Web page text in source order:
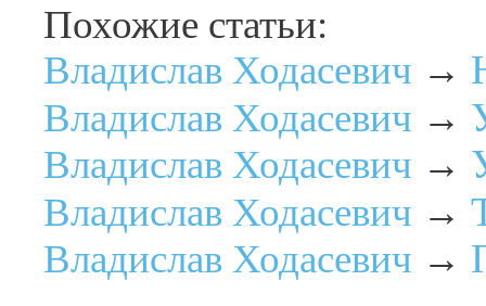
Похожие статьи:
Владислав Ходасевич →
Владислав Ходасевич →
Владислав Ходасевич →
Владислав Ходасевич →
Владислав Ходасевич →